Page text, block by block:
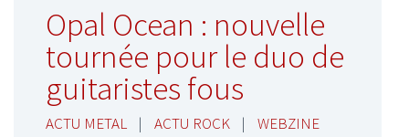
Opal Ocean : nouvelle
tournée pour le duo de
guitaristes fous
ACTU METAL | ACTU ROCK |
WEBZINE